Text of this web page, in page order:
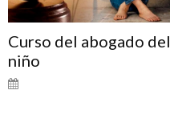
Curso del abogado del
niño